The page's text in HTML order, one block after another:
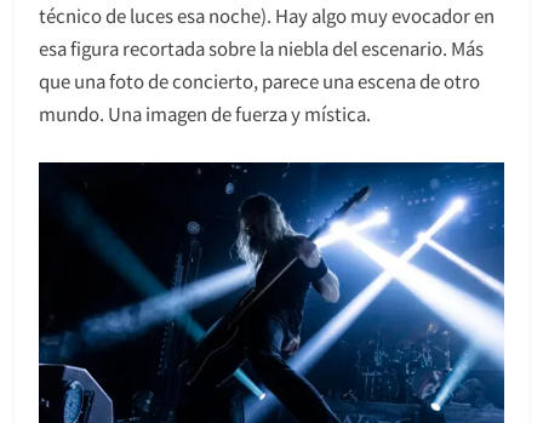
técnico de luces esa noche). Hay algo muy evocador en
esa figura recortada sobre la niebla del escenario. Más
que una foto de concierto, parece una escena de otro
mundo. Una imagen de fuerza y mística.